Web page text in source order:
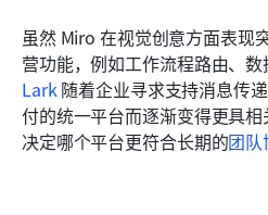
虽然 Miro 在视觉创意方面表现
营功能，例如工作流程路由、数
Lark 随着企业寻求支持消息传递
付的统一平台而逐渐变得更具
决定哪个平台更符合长期的团